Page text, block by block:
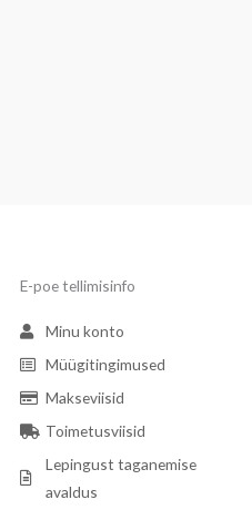
E-poe tellimisinfo
Minu konto
Müügitingimused
Makseviisid
Toimetusviisid
Lepingust taganemise
avaldus